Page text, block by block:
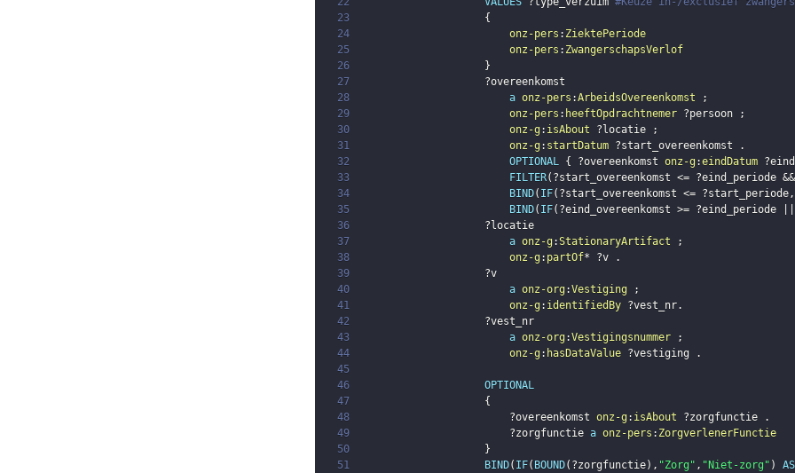
23
{
24
onz-pers : ZiektePeriode
25
onz-pers : ZwangerschapsVerlof
26
}
27
?overeenkomst
28
a onz-pers :ArbeidsOvereenkomst
;
29
onz-pers : heeftOpdrachtnemer ?persoon
;
30
onz-g : isAbout ?locatie
;
31
onz-g : startDatum ?start_overeenkomst
.
32
OPTIONAL { ?overeenkomst onz-g :eindDatum
33
FILTER( ?start_overeenkomst <= ?eind_periode
34
BIND( IF( ?start_overeenkomst <= ?start_periode,
35
BIND( IF( ?eind_overeenkomst >= ?eind_periode ||
36
?locatie
37
a onz-g :StationaryArtifact
;
38
onz-g : partOf* ?v
.
39
?v
40
a onz-org :Vestiging
;
41
onz-g : identifiedBy ?vest_nr.
42
?vest_nr
43
a onz-org :Vestigingsnummer
;
44
onz-g : hasDataValue ?vestiging
.
45
46
OPTIONAL
47
{
48
?overeenkomst onz-g : isAbout ?zorgfunctie
.
49
?zorgfunctie a onz-pers : ZorgverlenerFunctie
50
}
51
BIND( IF( BOUND( ?zorgfunctie) , "Zorg" , "Niet-zorg" )
AS